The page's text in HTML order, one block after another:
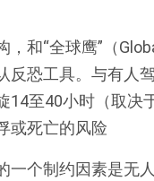
和“全球鹰”（
反恐工具。与有人
14至40小时（取决
或死亡的风险
一个制约因素是无